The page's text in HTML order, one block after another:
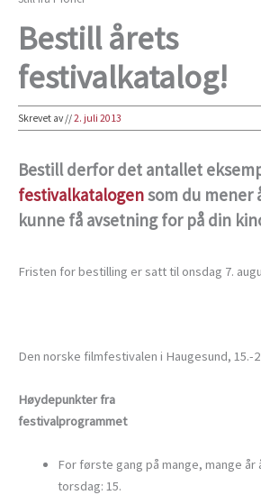
Bestill årets
festivalkatalog!
Skrevet av//2. juli 2013
Bestill derfor det antallet
festivalkatalogensom du mener
kunne få avsetning for på din
Fristen for bestilling er satt til onsdag 7.
Den norske filmfestivalen i Haugesund, 15.-
Høydepunkter fra
festivalprogrammet
For første gang på mange, mange år
torsdag: 15.